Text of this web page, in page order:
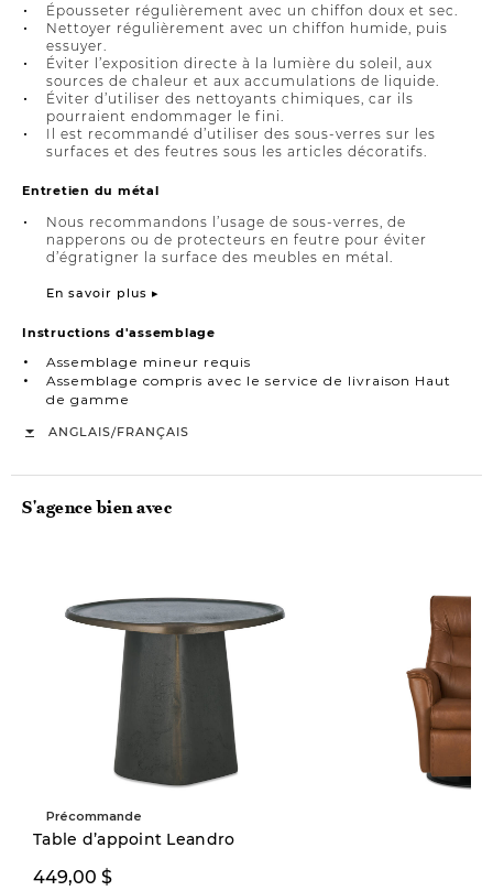
Épousseter régulièrement avec un chiffon doux et sec.
Nettoyer régulièrement avec un chiffon humide, puis
essuyer.
Éviter l’exposition directe à la lumière du soleil, aux
sources de chaleur et aux accumulations de liquide.
Éviter d’utiliser des nettoyants chimiques, car ils
pourraient endommager le fini.
Il est recommandé d’utiliser des sous-verres sur les
surfaces et des feutres sous les articles décoratifs.
Entretien du métal
Nous recommandons l’usage de sous-verres, de
napperons ou de protecteurs en feutre pour éviter
d’égratigner la surface des meubles en métal.
En savoir plus ▸
Instructions d'assemblage
Assemblage mineur requis
Assemblage compris avec le service de livraison Haut
de gamme
ANGLAIS/FRANÇAIS
S'agence bien avec
Précommande
Table d’appoint Leandro
449,00 $